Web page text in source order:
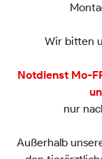
Wir bitten
Notdienst Mo-
nur
Außerhalb